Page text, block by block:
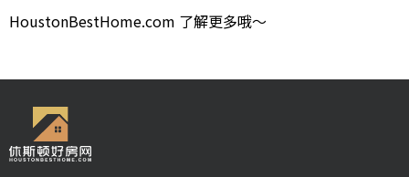
HoustonBestHome.com 了解更多哦～